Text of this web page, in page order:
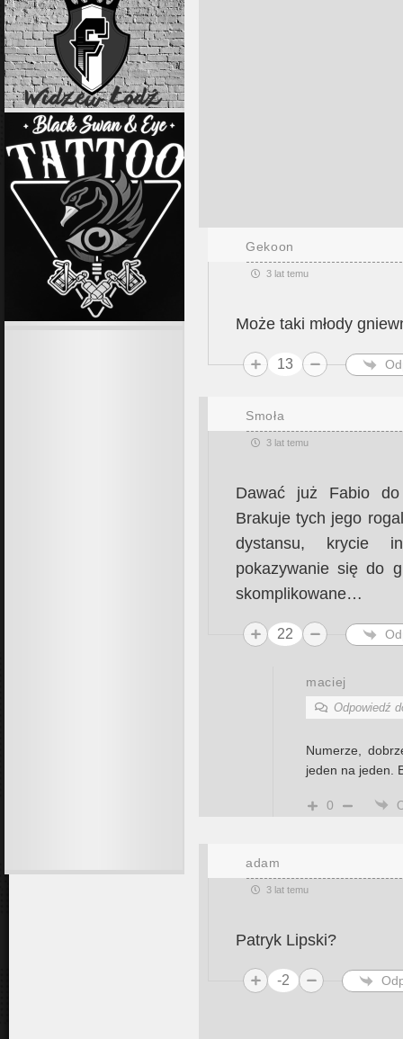
Gekoon
3 lat temu
Może taki młody
13
Smoła
3 lat temu
Dawać już Fabio do
Brakuje tych jego
dystansu, krycie
pokazywanie się do
skomplikowane…
22
maciej
Odpowiedź
Numerze,
jeden na jeden.
0
adam
3 lat temu
Patryk Lipski?
-2